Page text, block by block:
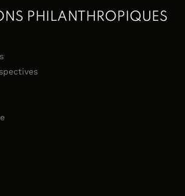
PHILANTHROPIQUES